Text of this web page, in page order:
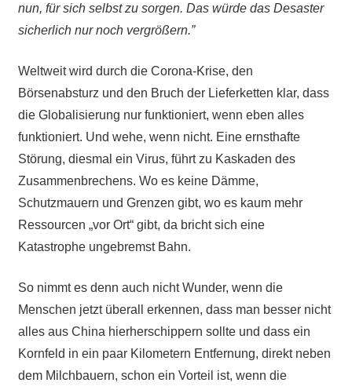
nun, für sich selbst zu sorgen. Das würde das Desaster
sicherlich nur noch vergrößern.”
Weltweit wird durch die Corona-Krise, den
Börsenabsturz und den Bruch der Lieferketten klar, dass
die Globalisierung nur funktioniert, wenn eben alles
funktioniert. Und wehe, wenn nicht. Eine ernsthafte
Störung, diesmal ein Virus, führt zu Kaskaden des
Zusammenbrechens. Wo es keine Dämme,
Schutzmauern und Grenzen gibt, wo es kaum mehr
Ressourcen „vor Ort“ gibt, da bricht sich eine
Katastrophe ungebremst Bahn.
So nimmt es denn auch nicht Wunder, wenn die
Menschen jetzt überall erkennen, dass man besser nicht
alles aus China hierherschippern sollte und dass ein
Kornfeld in ein paar Kilometern Entfernung, direkt neben
dem Milchbauern, schon ein Vorteil ist, wenn die